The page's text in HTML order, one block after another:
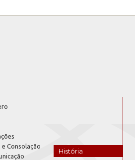
Consolação
História